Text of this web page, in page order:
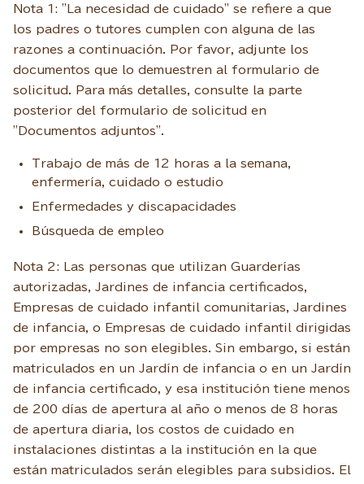
Nota 1: "La necesidad de cuidado" se refiere a que
los padres o tutores cumplen con alguna de las
razones a continuación. Por favor, adjunte los
documentos que lo demuestren al formulario de
solicitud. Para más detalles, consulte la parte
posterior del formulario de solicitud en
"Documentos adjuntos".
Trabajo de más de 12 horas a la semana,
enfermería, cuidado o estudio
Enfermedades y discapacidades
Búsqueda de empleo
Nota 2: Las personas que utilizan Guarderías
autorizadas, Jardines de infancia certificados,
Empresas de cuidado infantil comunitarias, Jardines
de infancia, o Empresas de cuidado infantil dirigidas
por empresas no son elegibles. Sin embargo, si están
matriculados en un Jardín de infancia o en un Jardín
de infancia certificado, y esa institución tiene menos
de 200 días de apertura al año o menos de 8 horas
de apertura diaria, los costos de cuidado en
instalaciones distintas a la institución en la que
están matriculados serán elegibles para subsidios. El